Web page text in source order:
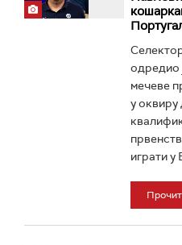
одредио
мечеве
у оквиру
играти у